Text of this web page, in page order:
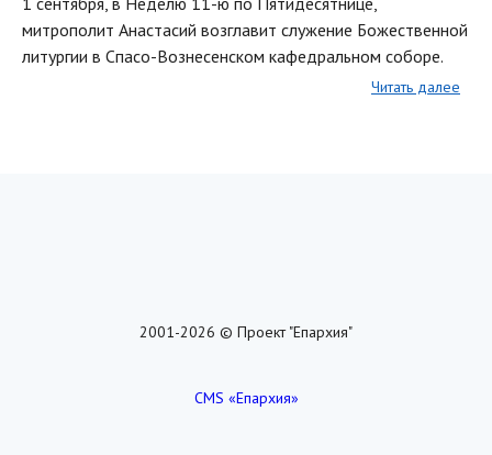
митрополит Анастасий возглавит служение Божественной
литургии в Спасо-Вознесенском кафедральном соборе.
Читать далее
2001-2026 © Проект "Епархия"
CMS «Епархия»